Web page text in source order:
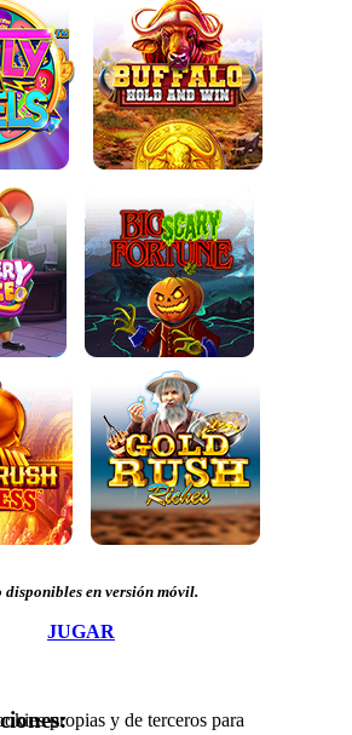
disponibles en versión móvil.
JUGAR
propias y de terceros para